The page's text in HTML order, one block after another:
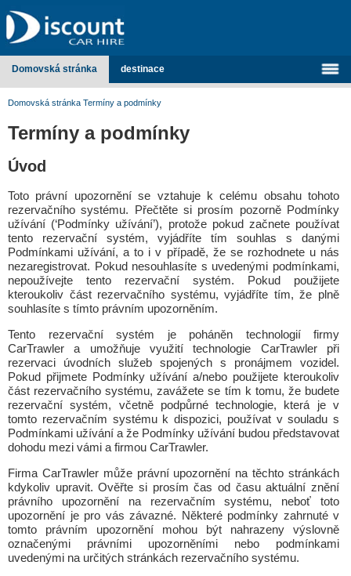
Domovská stránka destinace
Domovská stránka Termíny a podmínky
Termíny a podmínky
Úvod
Toto právní upozornění se vztahuje k celému obsahu tohoto
rezervačního systému. Přečtěte si prosím pozorně Podmínky
užívání (‘Podmínky užívání’), protože pokud začnete používat
tento rezervační systém, vyjádříte tím souhlas s danými
Podmínkami užívání, a to i v případě, že se rozhodnete u nás
nezaregistrovat. Pokud nesouhlasíte s uvedenými podmínkami,
nepoužívejte tento rezervační systém. Pokud použijete
kteroukoliv část rezervačního systému, vyjádříte tím, že plně
souhlasíte s tímto právním upozorněním.
Tento rezervační systém je poháněn technologií firmy
CarTrawler a umožňuje využití technologie CarTrawler při
rezervaci úvodních služeb spojených s pronájmem vozidel.
Pokud přijmete Podmínky užívání a/nebo použijete kteroukoliv
část rezervačního systému, zavážete se tím k tomu, že budete
rezervační systém, včetně podpůrné technologie, která je v
tomto rezervačním systému k dispozici, používat v souladu s
Podmínkami užívání a že Podmínky užívání budou představovat
dohodu mezi vámi a firmou CarTrawler.
Firma CarTrawler může právní upozornění na těchto stránkách
kdykoliv upravit. Ověřte si prosím čas od času aktuální znění
právního upozornění na rezervačním systému, neboť toto
upozornění je pro vás závazné. Některé podmínky zahrnuté v
tomto právním upozornění mohou být nahrazeny výslovně
označenými právními upozorněními nebo podmínkami
uvedenými na určitých stránkách rezervačního systému.